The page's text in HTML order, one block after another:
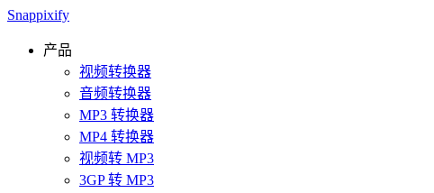
Snappixify
产品
视频转换器
音频转换器
MP3 转换器
MP4 转换器
视频转 MP3
3GP 转 MP3